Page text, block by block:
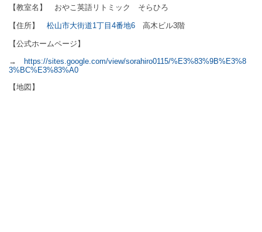
【教室名】 おやこ英語リトミック そらひろ
【住所】 松山市大街道1丁目4番地6 高木ビル3階
【公式ホームページ】
→ https://sites.google.com/view/sorahiro0115/%E3%83%9B%E3%8
3%BC%E3%83%A0
【地図】